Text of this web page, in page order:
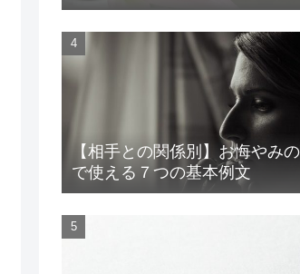
【相手との関係別】お悔やみ
で使える７つの基本例文